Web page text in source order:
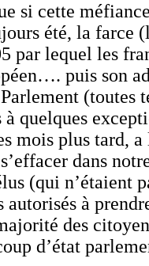
si cette
été, la farce
par lequel les
puis son
(toutes
quelques
mois plus tard, a
dans
(qui n’étaient
autorisés à
des
d’état